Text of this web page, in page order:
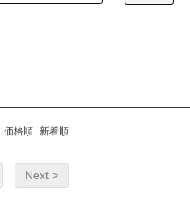
価格順 新着順
Next >